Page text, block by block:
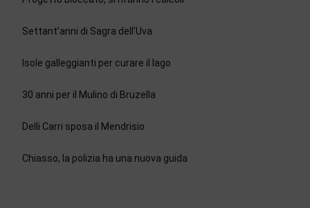
Settant’anni di Sagra dell’Uva
Isole galleggianti per curare il lago
30 anni per il Mulino di Bruzella
Delli Carri sposa il Mendrisio
Chiasso, la polizia ha una nuova guida